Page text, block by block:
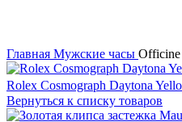
Главная Мужские часы Officine
Rolex Cosmograph Daytona
Вернуться к списку товаров